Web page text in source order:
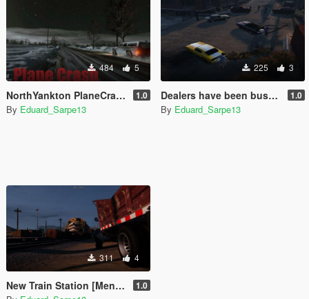
484 5
NorthYankton PlaneCrash (menyoo) 1.0
By Eduard_Sarpe13
225 3
Dealers have been busted (Menyoo) 1.0
By Eduard_Sarpe13
311 4
New Train Station [Menyoo] 1.0